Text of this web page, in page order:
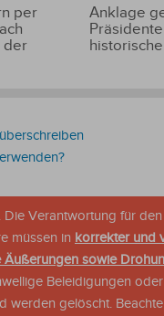
per
der
Anklage
Die Verantwortung für
müssen in korrekter und
Äußerungen sowie
Beleidigungen
werden gelöscht.